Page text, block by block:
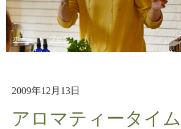
ホーム ブログ
2009年12月13日
アロマティータイ